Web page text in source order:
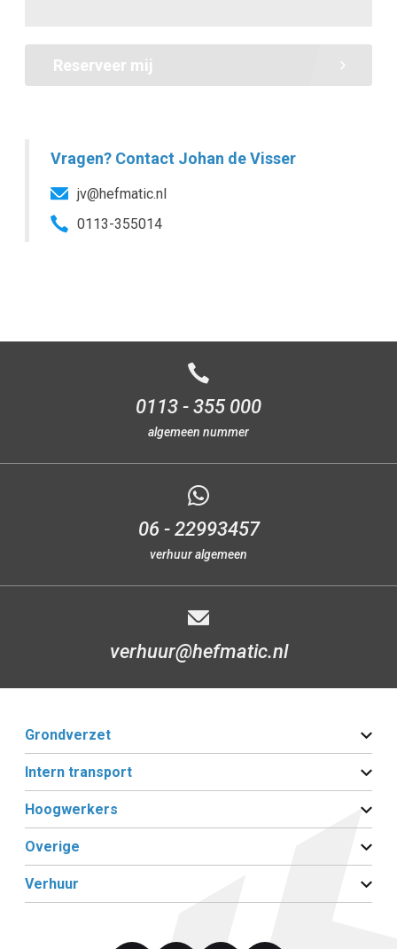
Reserveer mij
Vragen? Contact Johan de Visser
jv@hefmatic.nl
0113-355014
0113 - 355 000
algemeen nummer
06 - 22993457
verhuur algemeen
verhuur@hefmatic.nl
Grondverzet
Intern transport
Hoogwerkers
Overige
Verhuur